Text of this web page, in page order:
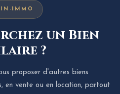
IMMO
un Bien
?
proposer d'autres biens
en vente ou en location, partout